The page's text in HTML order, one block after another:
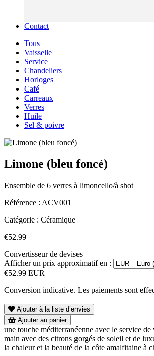
Contact
Tous
Vaisselle
Service
Chandeliers
Horloges
Café
Carreaux
Verres
Huile
Sel & poivre
Limone (bleu foncé)
Ensemble de 6 verres à limoncello/à shot
Référence : ACV001
Catégorie : Céramique
€52.99
Convertisseur de devises
Afficher un prix approximatif en :
€52.99 EUR
Conversion indicative. Les paiements sont
Ajouter à la liste d’envies
Ajouter au panier
une touche méditerranéenne avec le service
main avec des citrons gorgés de soleil et de
la chaleur et la beauté de la côte amalfitaine à